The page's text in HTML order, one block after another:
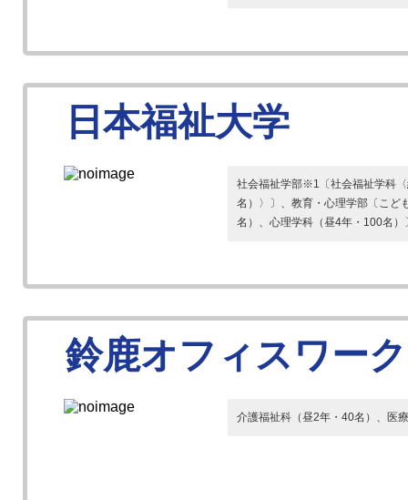
日本福祉大学
社会福祉学部※1〔社会福祉学科
名）〉〕、教育・心理学部〔こ
名）、心理学科（昼4年・100名
鈴鹿オフィスワー
介護福祉科（昼2年・40名）、医